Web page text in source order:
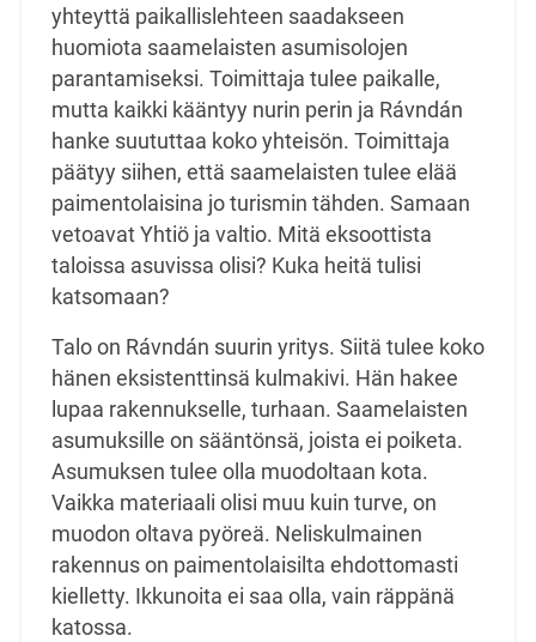
yhteyttä paikallislehteen saadakseen
huomiota saamelaisten asumisolojen
parantamiseksi. Toimittaja tulee paikalle,
mutta kaikki kääntyy nurin perin ja Rávndán
hanke suututtaa koko yhteisön. Toimittaja
päätyy siihen, että saamelaisten tulee elää
paimentolaisina jo turismin tähden. Samaan
vetoavat Yhtiö ja valtio. Mitä eksoottista
taloissa asuvissa olisi? Kuka heitä tulisi
katsomaan?
Talo on Rávndán suurin yritys. Siitä tulee koko
hänen eksistenttinsä kulmakivi. Hän hakee
lupaa rakennukselle, turhaan. Saamelaisten
asumuksille on sääntönsä, joista ei poiketa.
Asumuksen tulee olla muodoltaan kota.
Vaikka materiaali olisi muu kuin turve, on
muodon oltava pyöreä. Neliskulmainen
rakennus on paimentolaisilta ehdottomasti
kielletty. Ikkunoita ei saa olla, vain räppänä
katossa.